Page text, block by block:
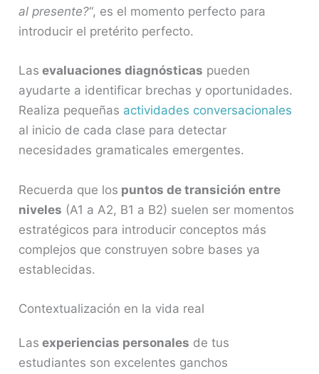
al presente?“, es el momento perfecto para
introducir el pretérito perfecto.
Las evaluaciones diagnósticas pueden
ayudarte a identificar brechas y oportunidades.
Realiza pequeñas actividades conversacionales
al inicio de cada clase para detectar
necesidades gramaticales emergentes.
Recuerda que los puntos de transición entre
niveles (A1 a A2, B1 a B2) suelen ser momentos
estratégicos para introducir conceptos más
complejos que construyen sobre bases ya
establecidas.
Contextualización en la vida real
Las experiencias personales de tus
estudiantes son excelentes ganchos